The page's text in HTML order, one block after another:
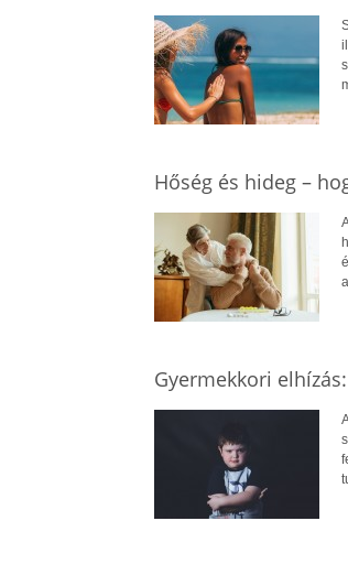
Hőség és hideg –
Gyermekkori